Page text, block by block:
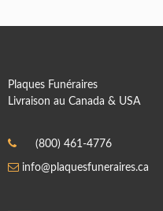
Plaques Funéraires
Livraison au Canada & USA
(800) 461-4776
info@plaquesfuneraires.ca